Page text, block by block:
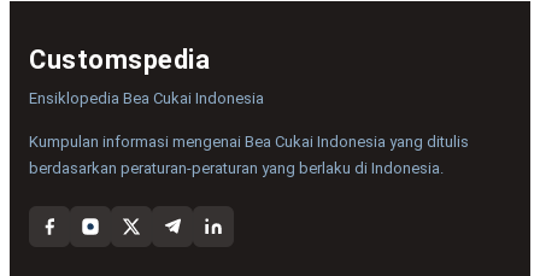
Customspedia
Ensiklopedia Bea Cukai Indonesia
Kumpulan informasi mengenai Bea Cukai Indonesia yang ditulis
berdasarkan peraturan-peraturan yang berlaku di Indonesia.